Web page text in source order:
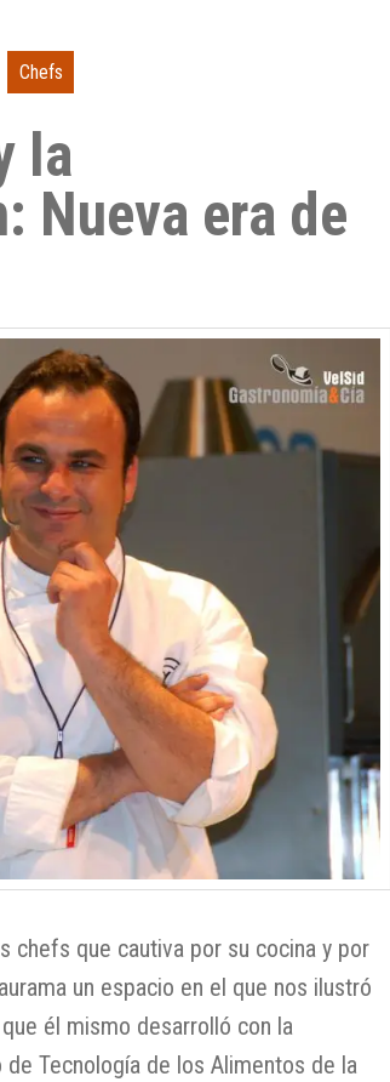
Chefs
la
Nueva era de
chefs que cautiva por su cocina y por
un espacio en el que nos ilustró
él mismo desarrolló con la
Tecnología de los Alimentos de la